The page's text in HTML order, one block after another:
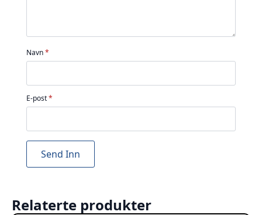
Navn*
E-post*
Relaterte produkter